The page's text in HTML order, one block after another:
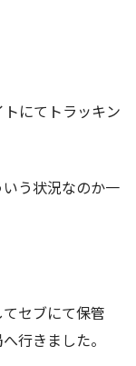
にてトラッキン
う状況なのか一
セブにて保管
行きました。